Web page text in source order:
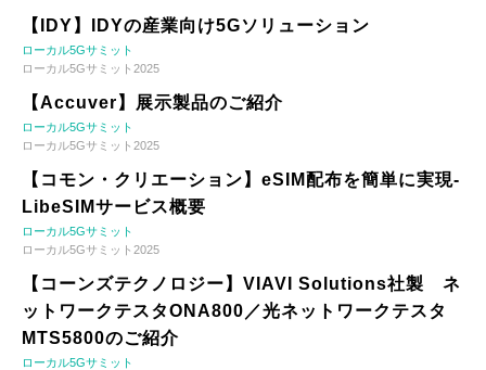
【IDY】IDYの産業向け5Gソリューション
ローカル5Gサミット
ローカル5Gサミット2025
【Accuver】展示製品のご紹介
ローカル5Gサミット
ローカル5Gサミット2025
【コモン・クリエーション】eSIM配布を簡単に実現-
LibeSIMサービス概要
ローカル5Gサミット
ローカル5Gサミット2025
【コーンズテクノロジー】VIAVI Solutions社製 ネ
ットワークテスタONA800／光ネットワークテスタ
MTS5800のご紹介
ローカル5Gサミット